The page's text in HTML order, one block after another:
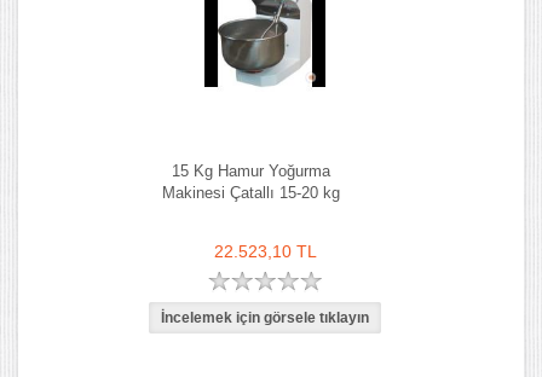
15 Kg Hamur Yoğurma
Makinesi Çatallı 15-20 kg
22.523,10 TL